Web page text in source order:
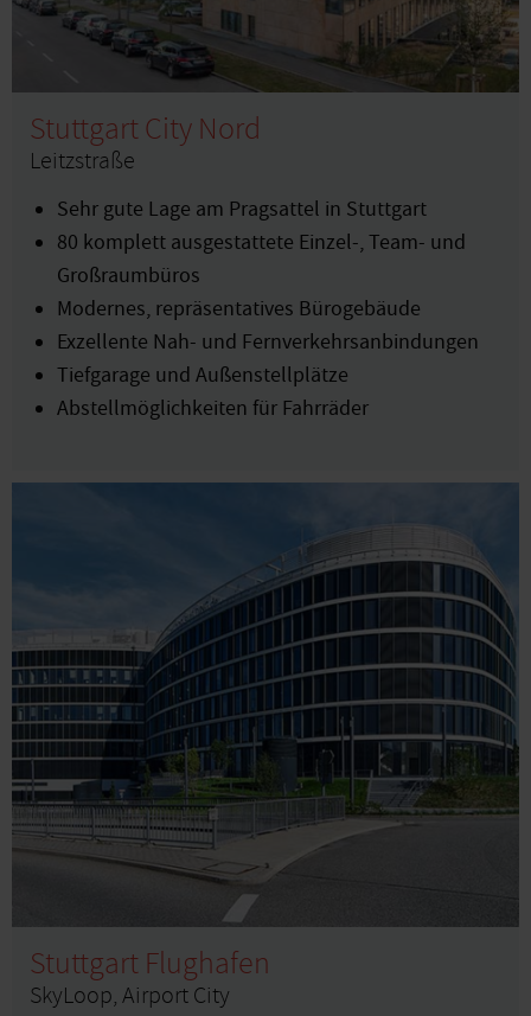
Stuttgart City Nord
Leitzstraße
Sehr gute Lage am Pragsattel in Stuttgart
80 komplett ausgestattete Einzel-, Team- und
Großraumbüros
Modernes, repräsentatives Bürogebäude
Exzellente Nah- und Fernverkehrsanbindungen
Tiefgarage und Außenstellplätze
Abstellmöglichkeiten für Fahrräder
Stuttgart Flughafen
SkyLoop, Airport City